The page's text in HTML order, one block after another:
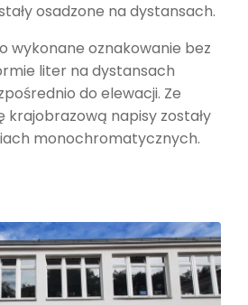
osadzone na dystansach.
wykonane oznakowanie bez
liter na dystansach
do elewacji. Ze
krajobrazową napisy zostały
monochromatycznych.